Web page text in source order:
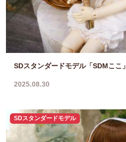
SDスタンダードモデル「SDMここ
2025.08.30
SDスタンダードモデル